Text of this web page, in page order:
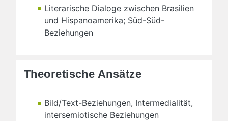
Literarische Dialoge zwischen Brasilien
und Hispanoamerika; Süd-Süd-
Beziehungen
Theoretische Ansätze
Bild/Text-Beziehungen, Intermedialität,
intersemiotische Beziehungen